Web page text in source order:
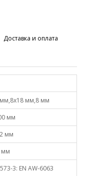
Доставка и оплата
мм,8 мм
мм
мм
мм
3: EN AW-6063